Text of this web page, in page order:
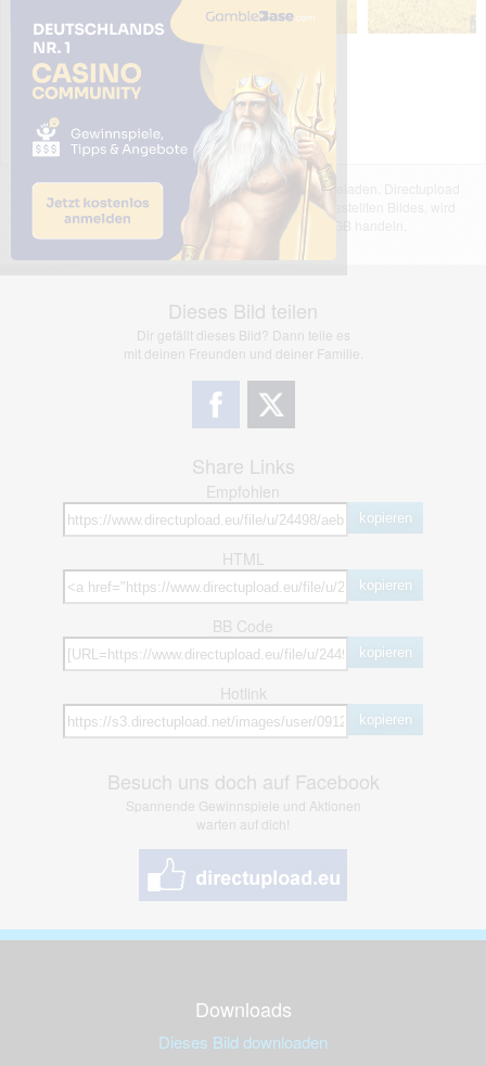
Das dargestellte Bild wurde von einem Nutzer hochgeladen. Directupload
übernimmt keinerlei Haftung für den Inhalt des dargestellten Bildes, wird
jedoch bei Verstößen nach §2(3) unserer AGB handeln.
Dieses Bild teilen
Dir gefällt dieses Bild? Dann teile es
mit deinen Freunden und deiner Familie.
Share Links
Empfohlen
kopieren
HTML
kopieren
BB Code
kopieren
Hotlink
kopieren
Besuch uns doch auf Facebook
Spannende Gewinnspiele und Aktionen
warten auf dich!
Downloads
Dieses Bild downloaden